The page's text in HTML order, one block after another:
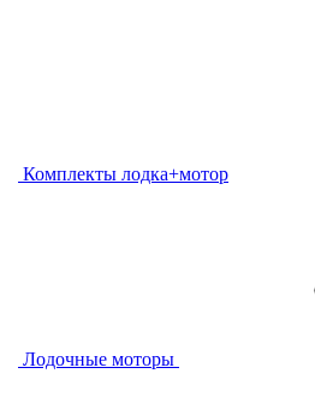
Комплекты лодка+мотор
Лодочные моторы